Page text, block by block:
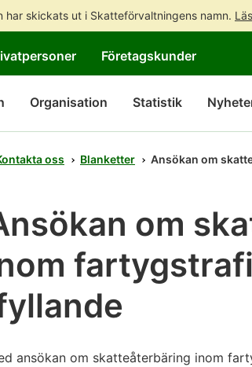
har skickats ut i Skatteförvaltningens namn.
Företagskunder
Organisation Statistik
oss Blanketter Ansökan om
om
ansökan om skatteåterbäring inom